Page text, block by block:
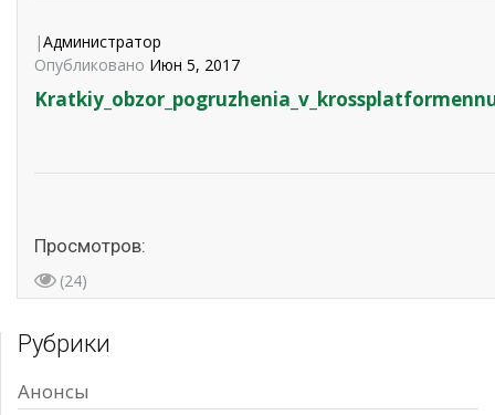
|Администратор
Опубликовано Июн 5, 2017
Просмотров:
(24)
Рубрики
Анонсы